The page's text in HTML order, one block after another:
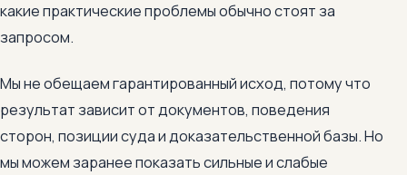
какие практические проблемы обычно стоят за
запросом.
Мы не обещаем гарантированный исход, потому что
результат зависит от документов, поведения
сторон, позиции суда и доказательственной базы. Но
мы можем заранее показать сильные и слабые